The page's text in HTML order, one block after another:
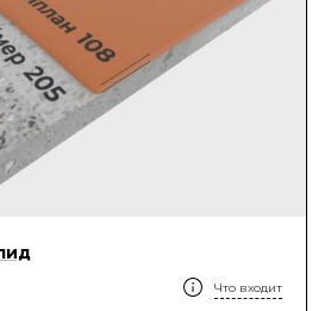
Что входит